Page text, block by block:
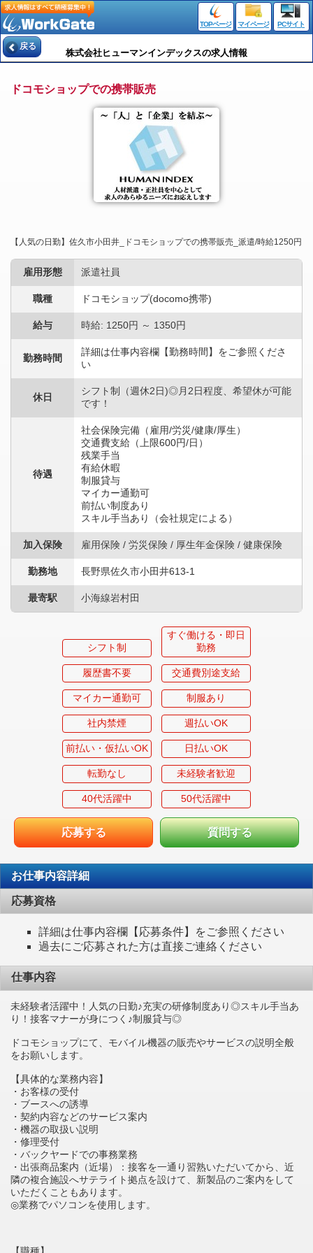
TOPページ マイページ PCサイト
戻る
株式会社ヒューマンインデックスの求人情報
ドコモショップでの携帯販売
【人気の日勤】佐久市小田井_ドコモショップでの携帯販売_派遣/時給1250円
雇用形態 派遣社員
職種 ドコモショップ(docomo携帯)
給与 時給: 1250円 ～ 1350円
勤務時間
詳細は仕事内容欄【勤務時間】をご参照くださ
い
休日
シフト制（週休2日)◎月2日程度、希望休が可能
です！
待遇
社会保険完備（雇用/労災/健康/厚生）
交通費支給（上限600円/日）
残業手当
有給休暇
制服貸与
マイカー通勤可
前払い制度あり
スキル手当あり（会社規定による）
加入保険 雇用保険 / 労災保険 / 厚生年金保険 / 健康保険
勤務地 長野県佐久市小田井613-1
最寄駅 小海線岩村田
シフト制
すぐ働ける・即日
勤務
履歴書不要 交通費別途支給
マイカー通勤可 制服あり
社内禁煙 週払いOK
前払い・仮払いOK 日払いOK
転勤なし 未経験者歓迎
40代活躍中 50代活躍中
応募する 質問する
お仕事内容詳細
応募資格
詳細は仕事内容欄【応募条件】をご参照ください
過去にご応募された方は直接ご連絡ください
仕事内容
未経験者活躍中！人気の日勤♪充実の研修制度あり◎スキル手当あ
り！接客マナーが身につく♪制服貸与◎
ドコモショップにて、モバイル機器の販売やサービスの説明全般
をお願いします。
【具体的な業務内容】
・お客様の受付
・ブースへの誘導
・契約内容などのサービス案内
・機器の取扱い説明
・修理受付
・バックヤードでの事務業務
・出張商品案内（近場）：接客を一通り習熟いただいてから、近
隣の複合施設へサテライト拠点を設けて、新製品のご案内をして
いただくこともあります。
◎業務でパソコンを使用します。
【職種】